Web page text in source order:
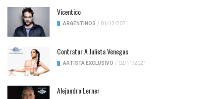
Vicentico
ARGENTINOS / 01/12/2021
Contratar A Julieta Venegas
ARTISTA EXCLUSIVO / 02/11/2021
Alejandro Lerner